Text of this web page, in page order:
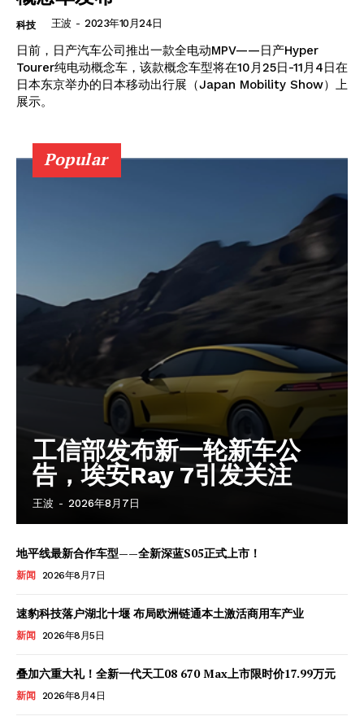
News Week
Magazine PRO
SUBSCRIBE NOW
Company
About
Subscription Plans
My account
科技 王波 - 2023年10月24日
日前，日产汽车公司推出一款全电动MPV——日产Hyper
Tourer纯电动概念车，该款概念车型将在10月25日-11月4日在
日本东京举办的日本移动出行展（Japan Mobility Show）上
展示。
Popular
工信部发布新一轮新车公
告，埃安Ray 7引发关注
王波 - 2026年8月7日
地平线最新合作车型——全新深蓝S05正式上市！
新闻 2026年8月7日
速豹科技落户湖北十堰 布局欧洲链通本土激活商用车产业
新闻 2026年8月5日
叠加六重大礼！全新一代天工08 670 Max上市限时价17.99万元
新闻 2026年8月4日